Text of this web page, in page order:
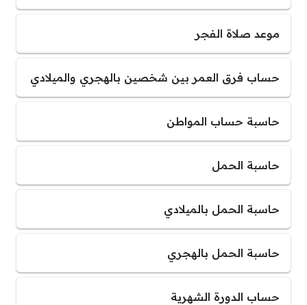
موعد صلاة الفجر
حساب فرق العمر بين شخصين بالهجري والميلادي
حاسبة حساب المواطن
حاسبة الحمل
حاسبة الحمل بالميلادي
حاسبة الحمل بالهجري
حساب الدورة الشهرية